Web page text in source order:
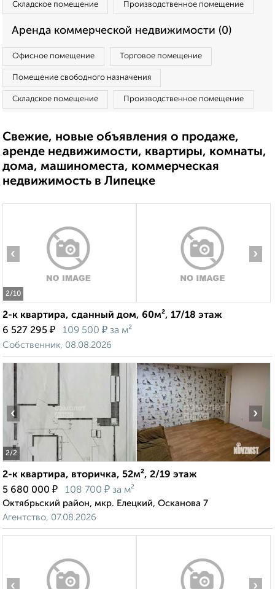
Складское помещение Производственное помещение
Аренда коммерческой недвижимости (0)
Офисное помещение Торговое помещение
Помещение свободного назначения
Складское помещение Производственное помещение
Свежие, новые объявления о продаже,
аренде недвижимости, квартиры, комнаты,
дома, машиноместа, коммерческая
недвижимость в Липецке
2/10
‹ ›
2-к квартира, сданный дом, 60м², 17/18 этаж
6 527 295 ₽ 109 500 ₽ за м²
Собственник, 08.08.2026
2/2
‹ ›
2-к квартира, вторичка, 52м², 2/19 этаж
5 680 000 ₽ 108 700 ₽ за м²
Октябрьский район, мкр. Елецкий, Осканова 7
Агентство, 07.08.2026
‹ ›